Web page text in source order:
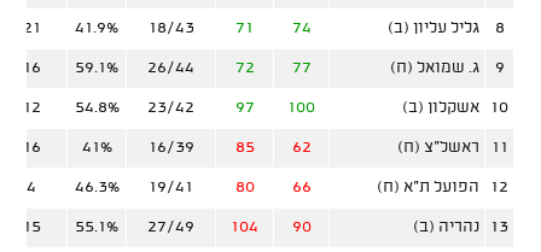
8 גליל עליון (ב) 74
71
18/43
41.9%
3/21
9 ג. שמואל (ח) 77
72
26/44
59.1%
4/16
10 אשקלון (ב) 100
97
23/42
54.8%
7/12
11 ראשל"צ (ח) 62
85
16/39
41%
4/16
12 הפועל ת"א (ח) 66
80
19/41
46.3%
1/4
13 נהריה (ב) 90
104
27/49
55.1%
5/15